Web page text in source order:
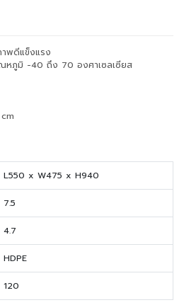
พดีแข็งแรง
ณหภูมิ -40 ถึง 70 องศาเซลเซียส
L550 x W475 x H940
7.5
4.7
HDPE
120